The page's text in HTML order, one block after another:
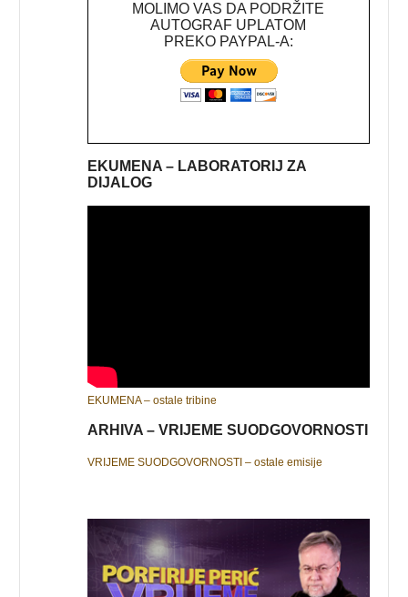
MOLIMO VAS DA PODRŽITE
AUTOGRAF UPLATOM
PREKO PAYPAL-A:
EKUMENA – LABORATORIJ ZA
DIJALOG
EKUMENA – ostale tribine
ARHIVA – VRIJEME SUODGOVORNOSTI
VRIJEME SUODGOVORNOSTI – ostale emisije